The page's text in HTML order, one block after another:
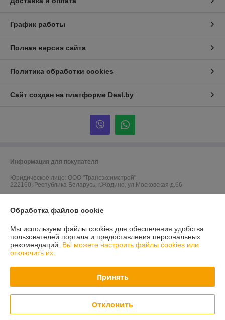
График работы
Полная версия сайта
Политика обработки cookies
Сайт создан на платформе Deal.by
Информация для покупателя
Юридическое лицо: ООО "Трансэксимстрой"
222160, Республика Беларусь, г.Жодино, ул.Московская д.66
Регистрационный орган: Жодинский горисполком
Дата регистрации компании: 05.01.2011
Ссылка на свидетельство/лицензию
Ссылка на свидетельство/лицензию
Ссылка на свидетельство/лицензию
Местонахождение книги жалоб и предложений: ул. Московская, 66
Обработка файлов cookie
Мы используем файлы cookies для обеспечения удобства
пользователей портала и предоставления персональных
рекомендаций. Вы можете настроить файлы cookies или
отключить их.
Принять
Отклонить